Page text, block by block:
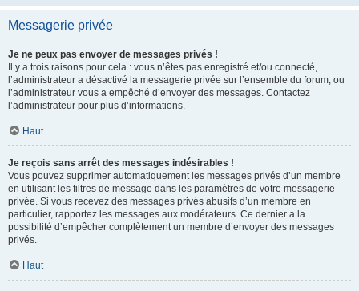
Messagerie privée
Je ne peux pas envoyer de messages privés !
Il y a trois raisons pour cela : vous n’êtes pas enregistré et/ou connecté,
l’administrateur a désactivé la messagerie privée sur l’ensemble du forum, ou
l’administrateur vous a empêché d’envoyer des messages. Contactez
l’administrateur pour plus d’informations.
Haut
Je reçois sans arrêt des messages indésirables !
Vous pouvez supprimer automatiquement les messages privés d’un membre
en utilisant les filtres de message dans les paramètres de votre messagerie
privée. Si vous recevez des messages privés abusifs d’un membre en
particulier, rapportez les messages aux modérateurs. Ce dernier a la
possibilité d’empêcher complètement un membre d’envoyer des messages
privés.
Haut